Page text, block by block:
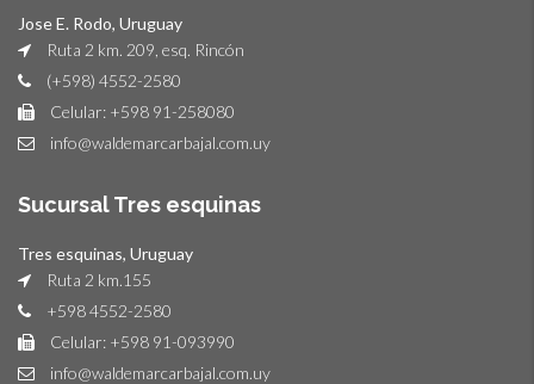
Jose E. Rodo, Uruguay
Ruta 2 km. 209, esq. Rincón
(+598) 4552-2580
Celular: +598 91-258080
info@waldemarcarbajal.com.uy
Sucursal Tres esquinas
Tres esquinas, Uruguay
Ruta 2 km.155
+598 4552-2580
Celular: +598 91-093990
info@waldemarcarbajal.com.uy